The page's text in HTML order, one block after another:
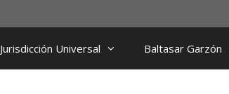
Jurisdicción Universal Baltasar Garzón